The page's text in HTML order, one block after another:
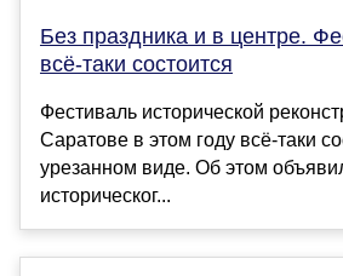
Без праздника и в центре.
всё-таки состоится
Фестиваль исторической
Саратове в этом году всё-таки
урезанном виде. Об этом
историческог...